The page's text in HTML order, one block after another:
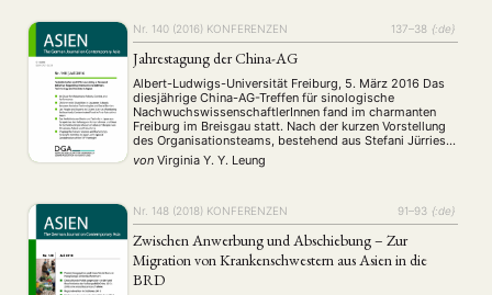
Nr. 140 (2016) KONFERENZEN 137–38 {:de}
Jahrestagung der China-AG
Albert-Ludwigs-Universität Freiburg, 5. März 2016 Das
diesjährige China-AG-Treffen für sinologische
NachwuchswissenschaftlerInnen fand im charmanten
Freiburg im Breisgau statt. Nach der kurzen Vorstellung
des Organisationsteams, bestehend aus Stefani Jürries,
Elisabeth Schleep und Jennifer Stapornwongkul,
begrüßte uns die Freiburger Lehrstuhlinhaberin für
China-AG von ihren …
von Virginia Y. Y. Leung
Nr. 148 (2018) KONFERENZEN 91–93 {:de}
Zwischen Anwerbung und Abschiebung – Zur
Migration von Krankenschwestern aus Asien in die
BRD